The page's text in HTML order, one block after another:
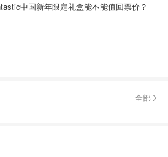
以不扔，留在盒子里，不用的时候
储物柜，衣柜里隐秘放防潮片，或
中国新年限定礼盒能不能值回票价？
全部